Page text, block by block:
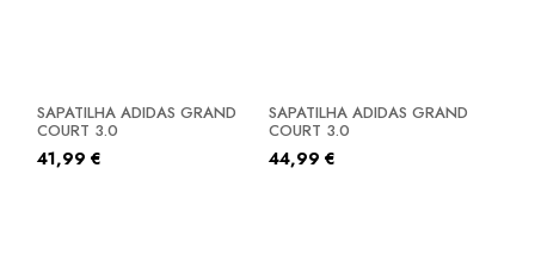
SAPATILHA ADIDAS GRAND
COURT 3.0
41,99 €
SAPATILHA ADIDAS GRAND
COURT 3.0
44,99 €